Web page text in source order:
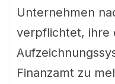
Unternehmen
verpflichtet, ihre
Finanzamt zu